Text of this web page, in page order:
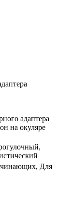
адаптера
на окуляре
Для